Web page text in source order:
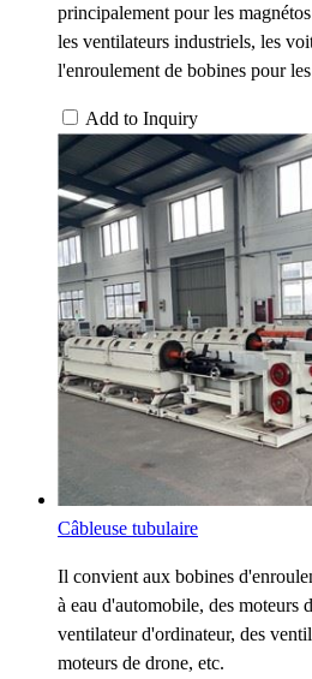
principalement pour les
les ventilateurs industriels, les
l'enroulement de bobines pour les
Add to Inquiry
Câbleuse tubulaire
Il convient aux bobines
à eau d'automobile, des moteurs
ventilateur d'ordinateur, des
moteurs de drone, etc.